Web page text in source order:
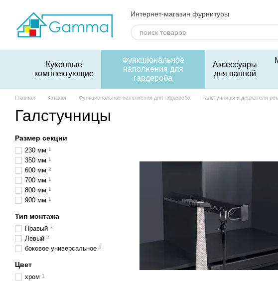
Интернет-магазин фурнитуры
Кухонные
комплектующие
Функциональное
наполнения для
гардероба
Аксессуары
для ванной
Главная Каталог Функциональное наполнения для гардероба Галстучницы и держатели
Галстучницы
Размер секции
230 мм 1
350 мм 1
600 мм 2
700 мм 1
800 мм 1
900 мм 1
Тип монтажа
Правый 3
Левый 2
боковое универсальное 3
Цвет
хром 1